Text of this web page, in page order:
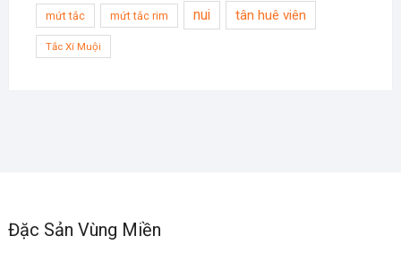
mứt tắc mứt tắc rim nui tân huê viên
Tắc Xí Muội
Đặc Sản Vùng Miền